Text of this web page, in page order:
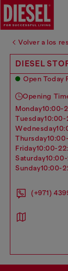
Volver a los
DIESEL
Open Today
Opening
monday10:00-
tuesday10:00-
wednesday
thursday
friday10:00-
saturday
sunday10:00-
(+971)